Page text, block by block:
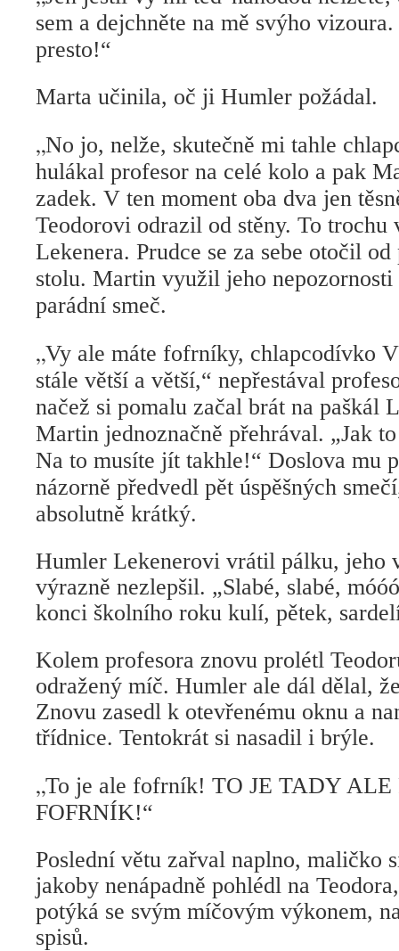
sem a dejchněte na mě svýho
presto!“
Marta učinila, oč ji Humler požádal.
„No jo, nelže, skutečně mi tahle
hulákal profesor na celé kolo a pak
zadek. V ten moment oba dva jen
Teodorovi odrazil od stěny. To
Lekenera. Prudce se za sebe otočil
stolu. Martin využil jeho
parádní smeč.
„Vy ale máte fofrníky, chlapcodívko
stále větší a větší,“ nepřestával
načež si pomalu začal brát na paškál
Martin jednoznačně přehrával. „Jak
Na to musíte jít takhle!“ Doslova mu
názorně předvedl pět úspěšných
absolutně krátký.
Humler Lekenerovi vrátil pálku, jeho
výrazně nezlepšil. „Slabé, slabé,
konci školního roku kulí, pětek,
Kolem profesora znovu prolétl
odražený míč. Humler ale dál dělal,
Znovu zasedl k otevřenému oknu a
třídnice. Tentokrát si nasadil i brýle.
„To je ale fofrník! TO JE TADY ALE
FOFRNÍK!“
Poslední větu zařval naplno, maličko
jakoby nenápadně pohlédl na
potýká se svým míčovým výkonem,
spisů.